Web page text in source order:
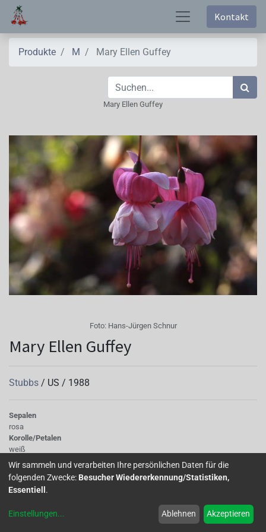
Kontakt
Produkte M Mary Ellen Guffey
Mary Ellen Guffey
Foto: Hans-Jürgen Schnur
Mary Ellen Guffey
Stubbs / US / 1988
Sepalen
rosa
Korolle/Petalen
weiß
Knospe/Blüte
gefüllt, gross
Wuchs
halb hängend
Wir sammeln und verarbeiten Ihre persönlichen Daten für die
folgenden Zwecke: Besucher Wiedererkennung/Statistiken,
Essentiell .
Einstellungen... Ablehnen Akzeptieren